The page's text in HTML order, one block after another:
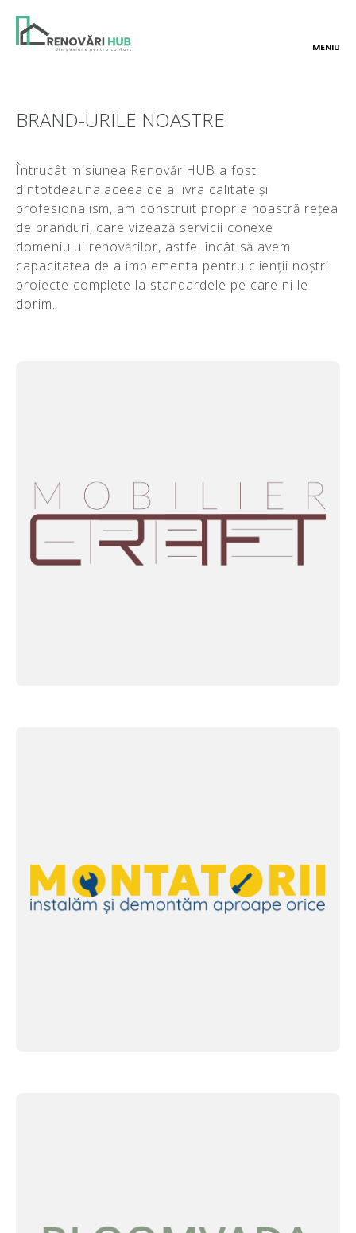
MENIU
BRAND-URILE NOASTRE
Întrucât misiunea RenovăriHUB a fost
dintotdeauna aceea de a livra calitate și
profesionalism, am construit propria noastră rețea
de branduri, care vizează servicii conexe
domeniului renovărilor, astfel încât să avem
capacitatea de a implementa pentru clienții noștri
proiecte complete la standardele pe care ni le
dorim.